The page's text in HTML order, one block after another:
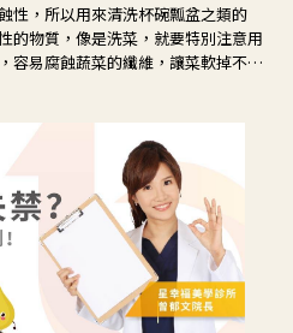
性，所以用來清洗杯碗瓢盆之類的
的物質，像是洗菜，就要特別注意用
容易腐蝕蔬菜的纖維，讓菜軟掉不清